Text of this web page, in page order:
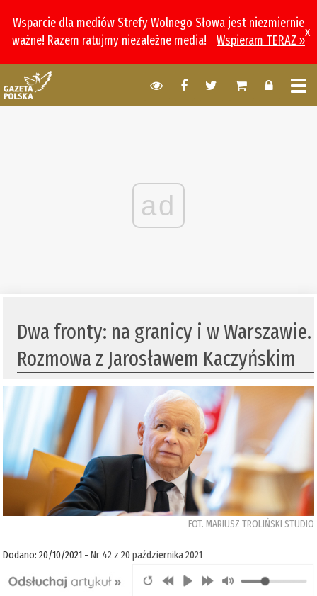
Wsparcie dla mediów Strefy Wolnego Słowa jest niezmiernie
ważne! Razem ratujmy niezależne media!
Wspieram TERAZ »
x
ad
Dwa fronty: na granicy i w Warszawie.
Rozmowa z Jarosławem Kaczyńskim
FOT. MARIUSZ TROLIŃSKI STUDIO
Dodano: 20/10/2021 -Nr 42 z 20 października 2021